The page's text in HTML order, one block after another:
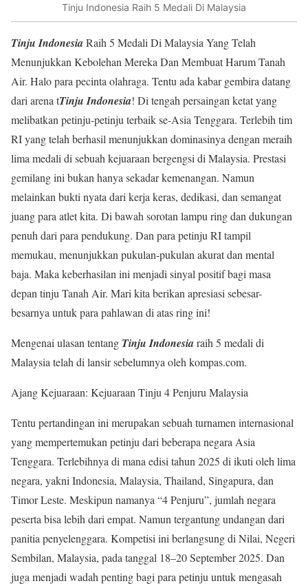
Tinju Indonesia Raih 5 Medali Di Malaysia
Tinju IndonesiaRaih 5 Medali Di Malaysia Yang Telah
Menunjukkan Kebolehan Mereka Dan Membuat Harum Tanah
Air. Halo para pecinta olahraga. Tentu ada kabar gembira datang
dari arena tTinju Indonesia! Di tengah persaingan ketat yang
melibatkan petinju-petinju terbaik se-Asia Tenggara. Terlebih tim
RI yang telah berhasil menunjukkan dominasinya dengan meraih
lima medali di sebuah kejuaraan bergengsi di Malaysia. Prestasi
gemilang ini bukan hanya sekadar kemenangan. Namun
melainkan bukti nyata dari kerja keras, dedikasi, dan semangat
juang para atlet kita. Di bawah sorotan lampu ring dan dukungan
penuh dari para pendukung. Dan para petinju RI tampil
memukau, menunjukkan pukulan-pukulan akurat dan mental
baja. Maka keberhasilan ini menjadi sinyal positif bagi masa
depan tinju Tanah Air. Mari kita berikan apresiasi sebesar-
besarnya untuk para pahlawan di atas ring ini!
Mengenai ulasan tentang Tinju Indonesiaraih 5 medali di
Malaysia telah di lansir sebelumnya oleh kompas.com.
Ajang Kejuaraan: Kejuaraan Tinju 4 Penjuru Malaysia
Tentu pertandingan ini merupakan sebuah turnamen internasional
yang mempertemukan petinju dari beberapa negara Asia
Tenggara. Terlebihnya di mana edisi tahun 2025 di ikuti oleh lima
negara, yakni Indonesia, Malaysia, Thailand, Singapura, dan
Timor Leste. Meskipun namanya “4 Penjuru”, jumlah negara
peserta bisa lebih dari empat. Namun tergantung undangan dari
panitia penyelenggara. Kompetisi ini berlangsung di Nilai, Negeri
Sembilan, Malaysia, pada tanggal 18–20 September 2025. Dan
juga menjadi wadah penting bagi para petinju untuk mengasah